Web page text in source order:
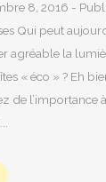
8, 2016 -
Qui peut
agréable la
« éco » ? Eh
de l’importance